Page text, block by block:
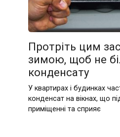
Протріть цим
зимою, щоб не
конденсату
У квартирах і будинках
конденсат на вікнах, що
приміщенні та сприяє